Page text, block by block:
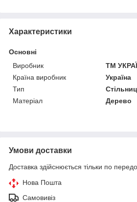
Характеристики
Основні
Виробник
ТМ
Країна виробник
Україна
Тип
Матеріал
Дерево
Умови доставки
Доставка здійснюється тільки по
Нова Пошта
Самовивіз